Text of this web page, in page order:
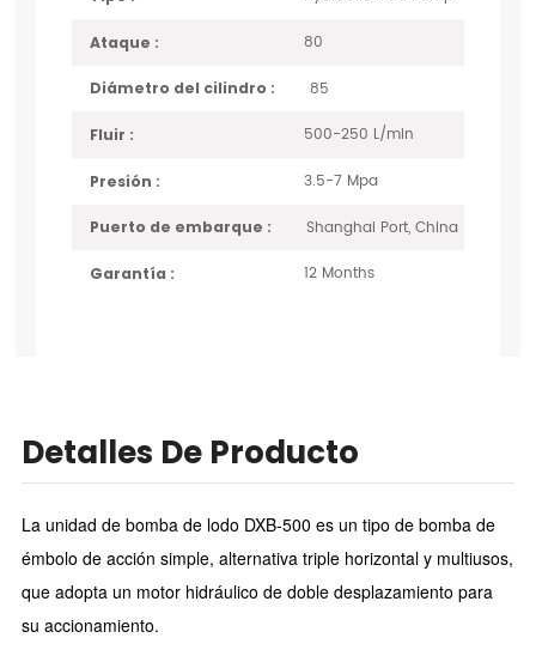
Ataque : 80
Diámetro del cilindro : 85
Fluir : 500-250 L/min
Presión : 3.5-7 Mpa
Puerto de embarque : Shanghai Port, China
Garantía : 12 Months
Detalles De Producto
La unidad de bomba de lodo DXB-500 es un tipo de bomba de
émbolo de acción simple, alternativa triple horizontal y multiusos,
que adopta un motor hidráulico de doble desplazamiento para
su accionamiento.